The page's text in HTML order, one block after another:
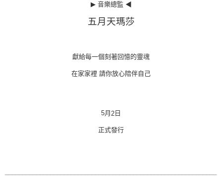
▶ 音樂總監 ◀
五月天瑪莎
獻給每一個刻著回憶的靈魂
在家家裡 請你放心陪伴自己
5月 2日
正式發行